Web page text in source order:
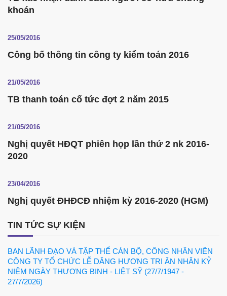
khoán
25/05/2016
Công bố thông tin công ty kiểm toán 2016
21/05/2016
TB thanh toán cổ tức đợt 2 năm 2015
21/05/2016
Nghị quyết HĐQT phiên họp lần thứ 2 nk 2016-
2020
23/04/2016
Nghị quyết ĐHĐCĐ nhiệm kỳ 2016-2020 (HGM)
TIN TỨC SỰ KIỆN
BAN LÃNH ĐẠO VÀ TẬP THỂ CÁN BỘ, CÔNG NHÂN VIÊN
CÔNG TY TỔ CHỨC LỄ DÂNG HƯƠNG TRI ÂN NHÂN KỶ
NIỆM NGÀY THƯƠNG BINH - LIỆT SỸ (27/7/1947 -
27/7/2026)